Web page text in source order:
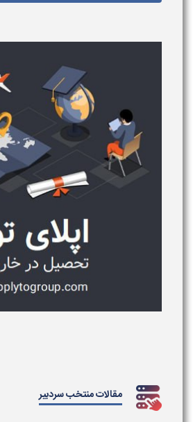
مقالات منتخب سردبیر